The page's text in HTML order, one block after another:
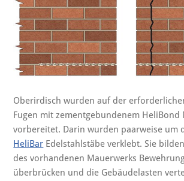
Oberirdisch wurden auf der
Fugen mit zementgebundenem HeliBond
vorbereitet. Darin wurden paarweise um
HeliBar Edelstahlstäbe verklebt. Sie
des vorhandenen Mauerwerks
überbrücken und die Gebäudelasten